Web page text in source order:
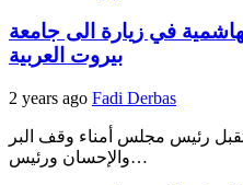
في زيارة الى جامعة
بيروت العربية
2 years ago Fadi Derbas
رئيس مجلس أمناء وقف البر
والإحسان ورئيس…